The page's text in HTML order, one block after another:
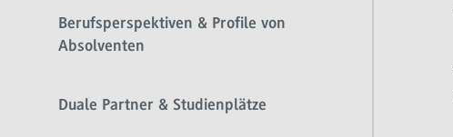
Berufsperspektiven & Profile von
Absolventen
Duale Partner & Studienplätze